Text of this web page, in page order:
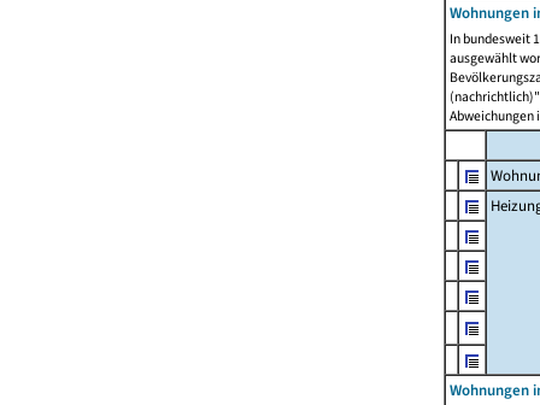
Wohnungen
In bundesweit
ausgewählt
Abweichungen
Wohnungen